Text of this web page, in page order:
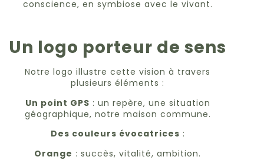
conscience, en symbiose avec le vivant.
Un logo porteur de sens
Notre logo illustre cette vision à travers
plusieurs éléments :
Un point GPS : un repère, une situation
géographique, notre maison commune.
Des couleurs évocatrices :
Orange : succès, vitalité, ambition.